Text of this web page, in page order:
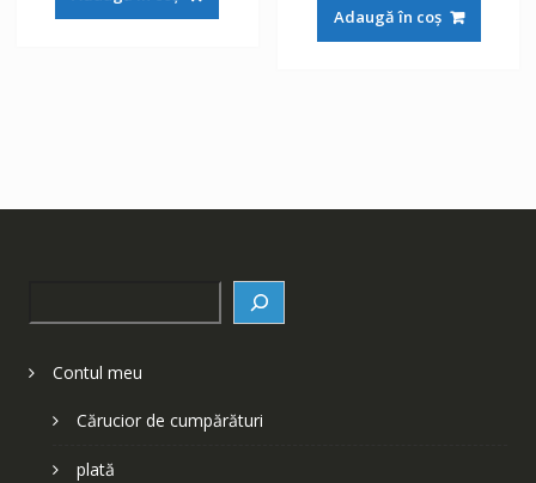
fost:
148 lei.
fost:
148 lei.
Adaugă în coș
Contul meu
Cărucior de cumpărături
plată